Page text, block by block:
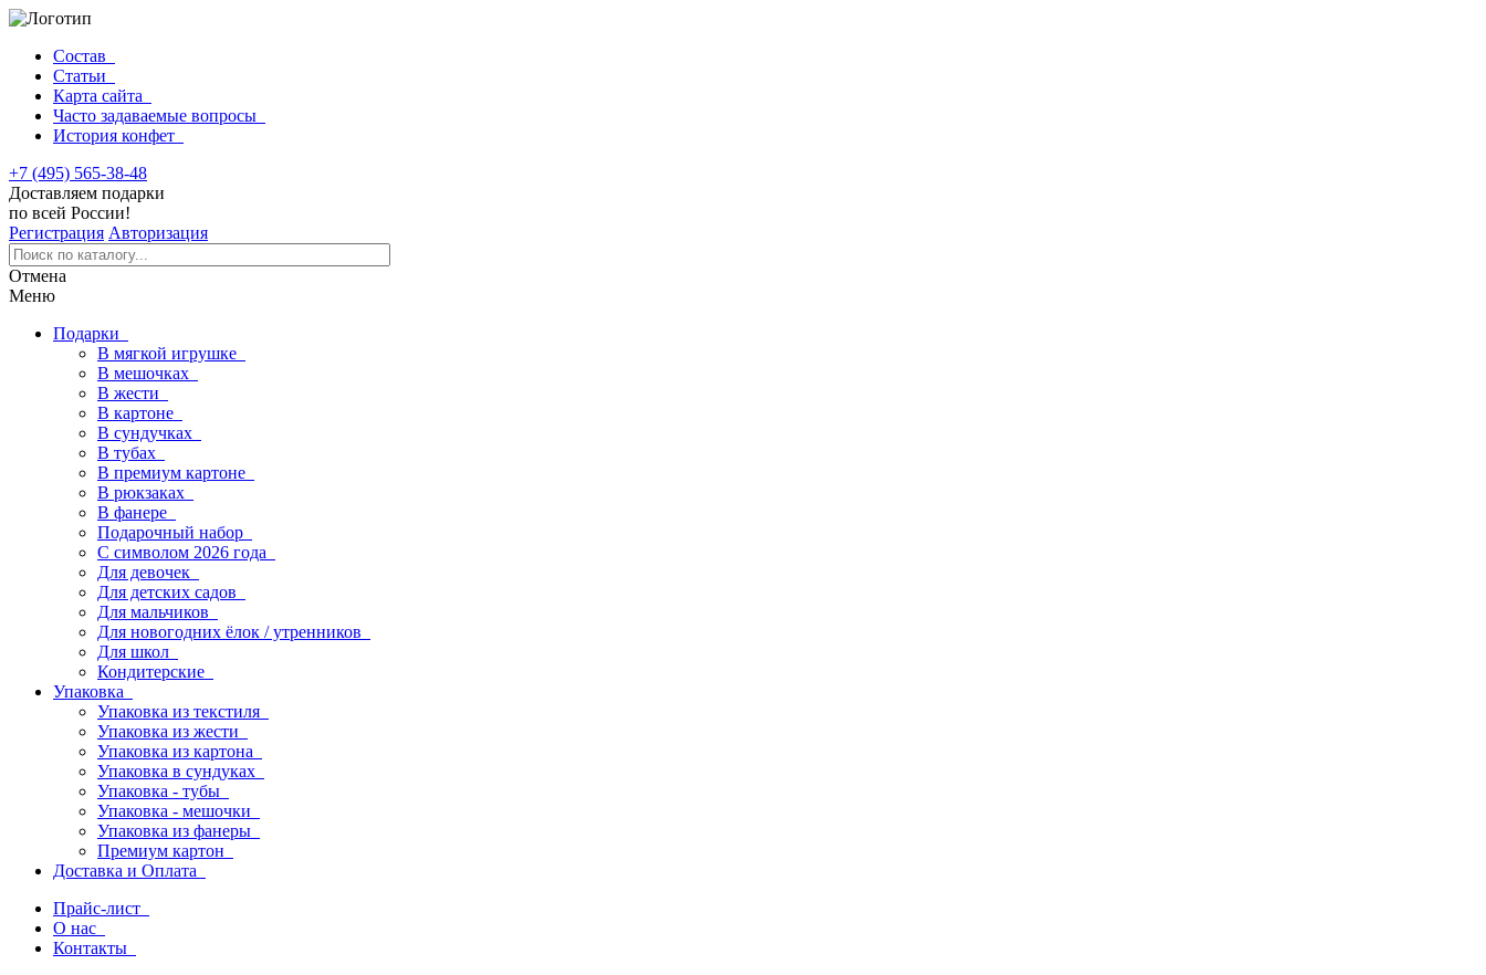
Состав
Статьи
Карта сайта
Часто задаваемые вопросы
История конфет
+7 (495) 565-38-48
Доставляем подарки
по всей России!
Регистрация Авторизация
Отмена
Меню
Подарки
В мягкой игрушке
В мешочках
В жести
В картоне
В сундучках
В тубах
В премиум картоне
В рюкзаках
В фанере
Подарочный набор
С символом 2026 года
Для девочек
Для детских садов
Для мальчиков
Для новогодних ёлок / утренников
Для школ
Кондитерские
Упаковка
Упаковка из текстиля
Упаковка из жести
Упаковка из картона
Упаковка в сундуках
Упаковка - тубы
Упаковка - мешочки
Упаковка из фанеры
Премиум картон
Доставка и Оплата
Прайс-лист
О нас
Контакты